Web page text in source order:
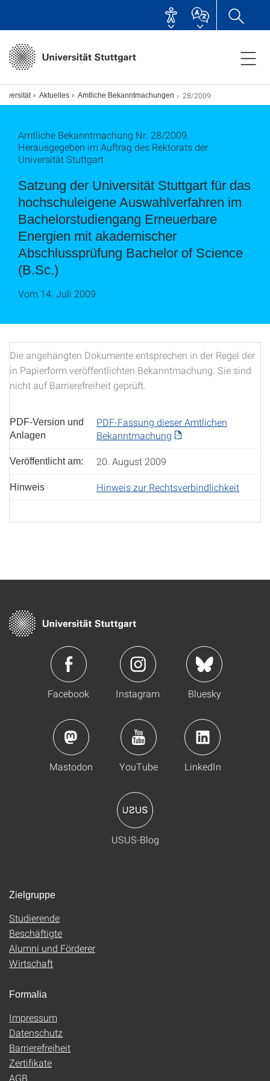
Aktuelles Amtliche Bekanntmachungen 28/2009
Amtliche Bekanntmachung Nr. 28/2009.
Herausgegeben im Auftrag des Rektorats der
Universität Stuttgart
Satzung der Universität Stuttgart für das
hochschuleigene Auswahlverfahren im
Bachelorstudiengang Erneuerbare
Energien mit akademischer
Abschlussprüfung Bachelor of Science
(B.Sc.)
Vom 14. Juli 2009
Die angehängten Dokumente entsprechen in der Regel der
in Papierform veröffentlichten Bekanntmachung. Sie sind
nicht auf Barrierefreiheit geprüft.
PDF-Version und
Anlagen
PDF-Fassung dieser Amtlichen
Bekanntmachung
Veröffentlicht am: 20. August 2009
Hinweis Hinweis zur Rechtsverbindlichkeit
Facebook Instagram Bluesky
Mastodon YouTube LinkedIn
USUS-Blog
Zielgruppe
Studierende
Beschäftigte
Alumni und Förderer
Wirtschaft
Formalia
Impressum
Datenschutz
Barrierefreiheit
Zertifikate
AGB